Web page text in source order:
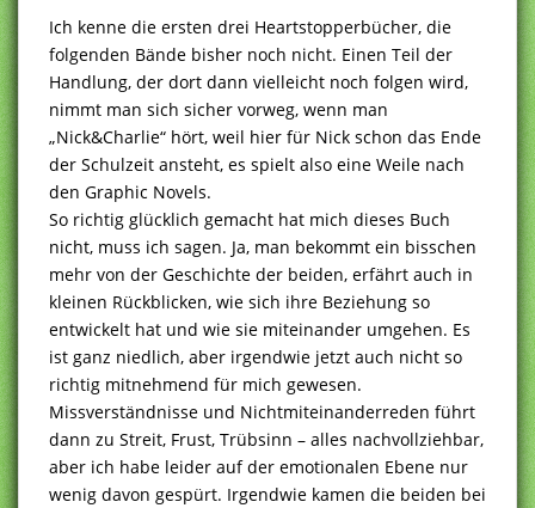
Ich kenne die ersten drei Heartstopperbücher, die
folgenden Bände bisher noch nicht. Einen Teil der
Handlung, der dort dann vielleicht noch folgen wird,
nimmt man sich sicher vorweg, wenn man
„Nick&Charlie“ hört, weil hier für Nick schon das Ende
der Schulzeit ansteht, es spielt also eine Weile nach
den Graphic Novels.
So richtig glücklich gemacht hat mich dieses Buch
nicht, muss ich sagen. Ja, man bekommt ein bisschen
mehr von der Geschichte der beiden, erfährt auch in
kleinen Rückblicken, wie sich ihre Beziehung so
entwickelt hat und wie sie miteinander umgehen. Es
ist ganz niedlich, aber irgendwie jetzt auch nicht so
richtig mitnehmend für mich gewesen.
Missverständnisse und Nichtmiteinanderreden führt
dann zu Streit, Frust, Trübsinn – alles nachvollziehbar,
aber ich habe leider auf der emotionalen Ebene nur
wenig davon gespürt. Irgendwie kamen die beiden bei